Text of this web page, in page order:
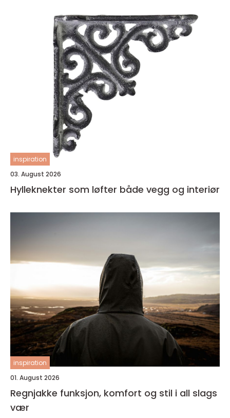
inspiration
03. August 2026
Hylleknekter som løfter både vegg og interiør
inspiration
01. August 2026
Regnjakke funksjon, komfort og stil i all slags
vær